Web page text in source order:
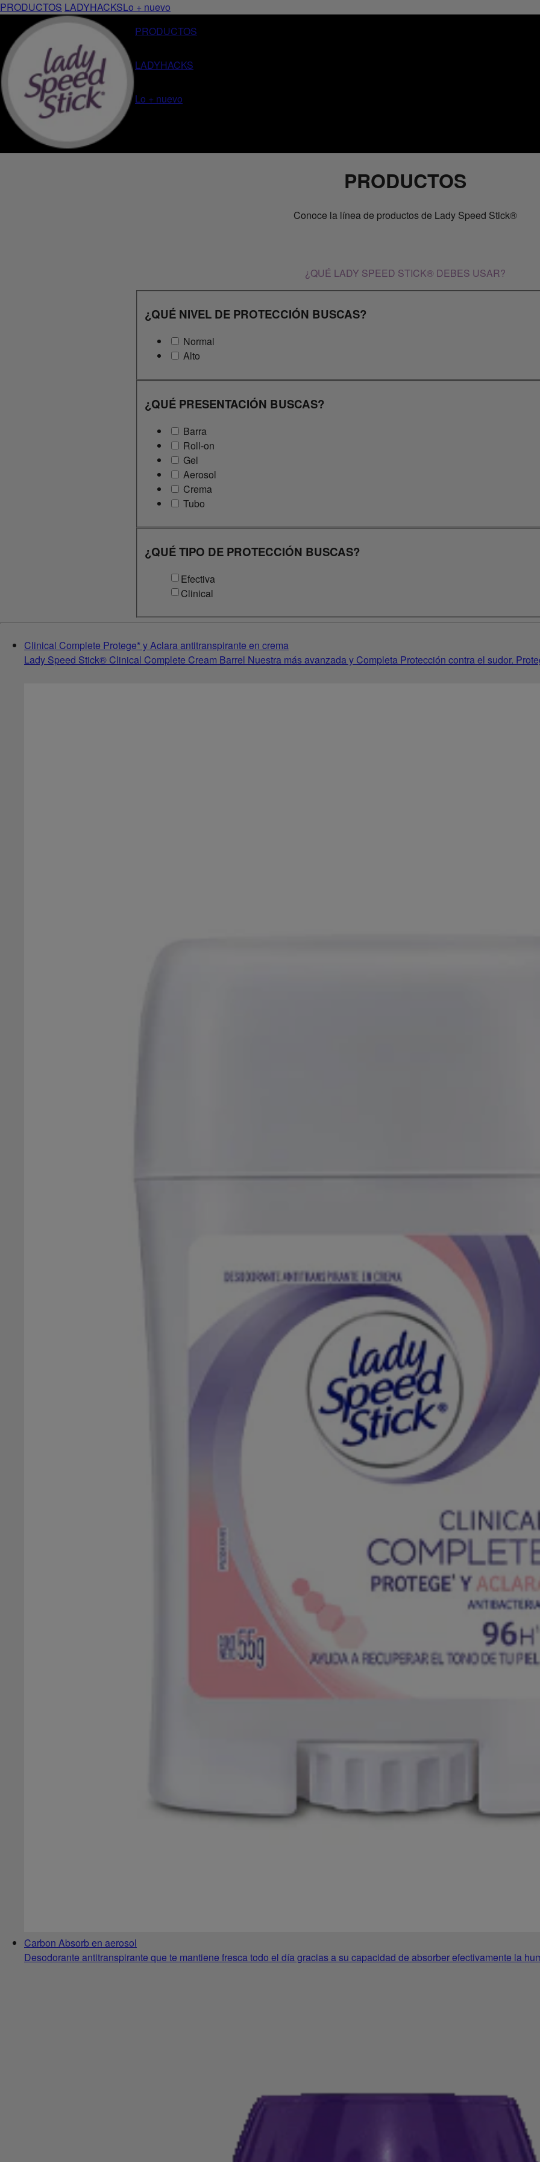
PRODUCTOS LADYHACKSLo + nuevo
PRODUCTOS
LADYHACKS
Lo + nuevo
PRODUCTOS
Conoce la línea de productos de Lady Speed Stick®
¿QUÉ LADY SPEED STICK® DEBES USAR?
¿QUÉ NIVEL DE PROTECCIÓN BUSCAS?
Normal
Alto
¿QUÉ PRESENTACIÓN BUSCAS?
Barra
Roll-on
Gel
Aerosol
Crema
Tubo
¿QUÉ TIPO DE PROTECCIÓN BUSCAS?
Efectiva
Clinical
Clinical Complete Protege* y Aclara antitranspirante en crema
Lady Speed Stick® Clinical Complete Cream Barrel Nuestra más avanzada y Completa Protección contra el sudor.
Carbon Absorb en aerosol
Desodorante antitranspirante que te mantiene fresca todo el día gracias a su capacidad de absorber efectivamente la